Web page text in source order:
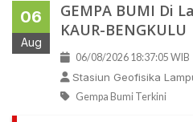
06
Aug
GEMPA BUMI Di
KAUR-BENGKULU
06/08/2026 18:37:05 WIB
Stasiun Geofisika
Gempa Bumi Terkini